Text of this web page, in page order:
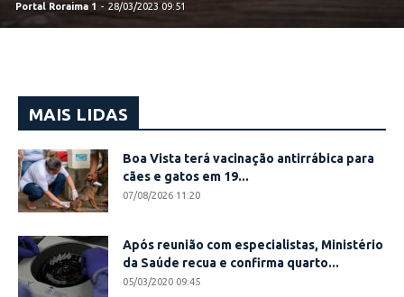
Portal Roraima 1 - 28/03/2023 09:51
MAIS LIDAS
Boa Vista terá vacinação antirrábica para
cães e gatos em 19...
07/08/2026 11:20
Após reunião com especialistas, Ministério
da Saúde recua e confirma quarto...
05/03/2020 09:45